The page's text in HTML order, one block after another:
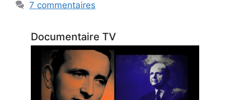
7 commentaires
Documentaire TV